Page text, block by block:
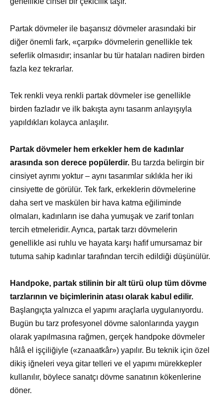
Partak dövmeler ile başarısız dövmeler arasındaki bir
diğer önemli fark, «çarpık» dövmelerin genellikle tek
seferlik olmasıdır; insanlar bu tür hataları nadiren birden
fazla kez tekrarlar.
Tek renkli veya renkli partak dövmeler ise genellikle
birden fazladır ve ilk bakışta aynı tasarım anlayışıyla
yapıldıkları kolayca anlaşılır.
Partak dövmeler hem erkekler hem de kadınlar
arasında son derece popülerdir. Bu tarzda belirgin bir
cinsiyet ayrımı yoktur – aynı tasarımlar sıklıkla her iki
cinsiyette de görülür. Tek fark, erkeklerin dövmelerine
daha sert ve maskülen bir hava katma eğiliminde
olmaları, kadınların ise daha yumuşak ve zarif tonları
tercih etmeleridir. Ayrıca, partak tarzı dövmelerin
genellikle asi ruhlu ve hayata karşı hafif umursamaz bir
tutuma sahip kadınlar tarafından tercih edildiği düşünülür.
Handpoke, partak stilinin bir alt türü olup tüm dövme
tarzlarının ve biçimlerinin atası olarak kabul edilir.
Başlangıçta yalnızca el yapımı araçlarla uygulanıyordu.
Bugün bu tarz profesyonel dövme salonlarında yaygın
olarak yapılmasına rağmen, gerçek handpoke dövmeler
hâlâ el işçiliğiyle («zanaatkâr») yapılır. Bu teknik için özel
dikiş iğneleri veya gitar telleri ve el yapımı mürekkepler
kullanılır, böylece sanatçı dövme sanatının kökenlerine
döner.